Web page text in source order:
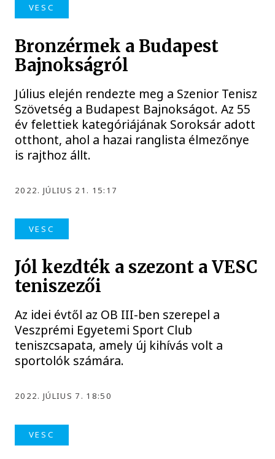
VESC
Bronzérmek a Budapest
Bajnokságról
Július elején rendezte meg a Szenior Tenisz
Szövetség a Budapest Bajnokságot. Az 55
év felettiek kategóriájának Soroksár adott
otthont, ahol a hazai ranglista élmezőnye
is rajthoz állt.
2022. JÚLIUS 21. 15:17
VESC
Jól kezdték a szezont a VESC
teniszezői
Az idei évtől az OB III-ben szerepel a
Veszprémi Egyetemi Sport Club
teniszcsapata, amely új kihívás volt a
sportolók számára.
2022. JÚLIUS 7. 18:50
VESC